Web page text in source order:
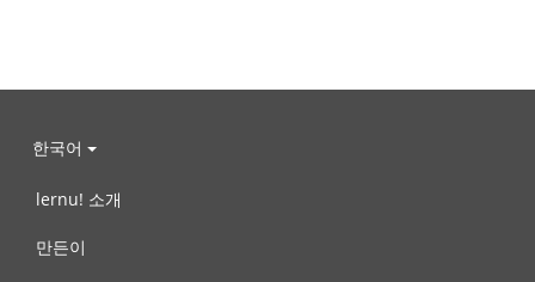
한국어
lernu! 소개
만든이